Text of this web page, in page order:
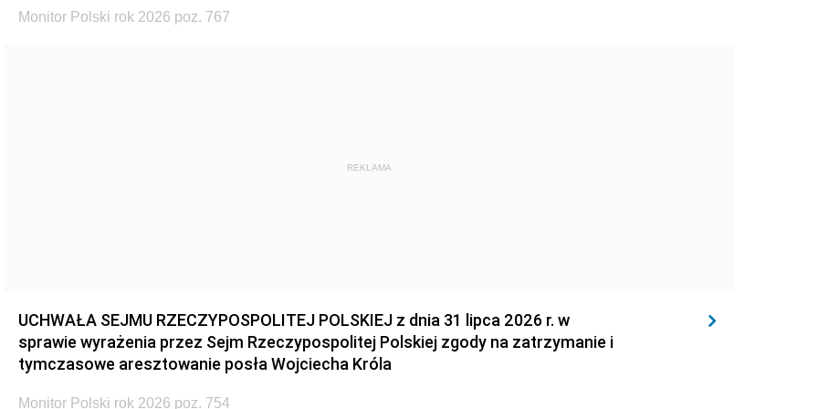
Monitor Polski rok 2026 poz. 767
REKLAMA
UCHWAŁA SEJMU RZECZYPOSPOLITEJ POLSKIEJ z dnia 31 lipca 2026 r. w
sprawie wyrażenia przez Sejm Rzeczypospolitej Polskiej zgody na zatrzymanie i
tymczasowe aresztowanie posła Wojciecha Króla
Monitor Polski rok 2026 poz. 754